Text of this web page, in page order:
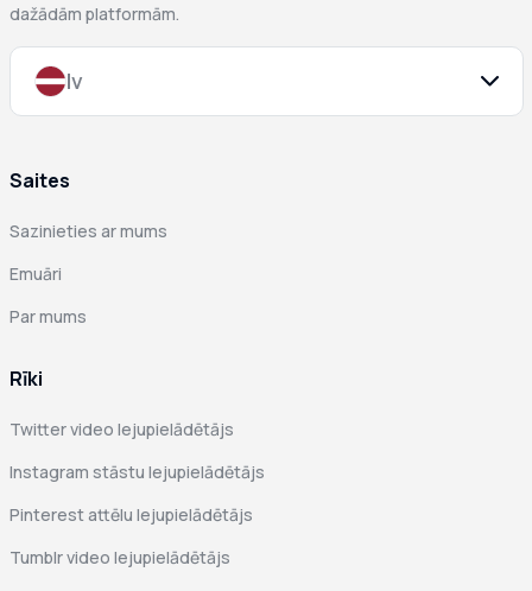
dažādām platformām.
lv
Saites
Sazinieties ar mums
Emuāri
Par mums
Rīki
Twitter video lejupielādētājs
Instagram stāstu lejupielādētājs
Pinterest attēlu lejupielādētājs
Tumblr video lejupielādētājs